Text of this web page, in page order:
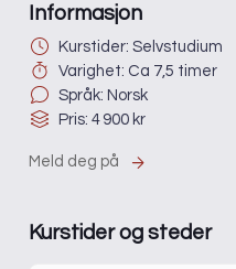
Kurstider og steder
Informasjon
Kurstider: Selvstudium
Varighet: Ca 7,5 timer
Språk: Norsk
Pris: 4 900 kr
Meld deg på